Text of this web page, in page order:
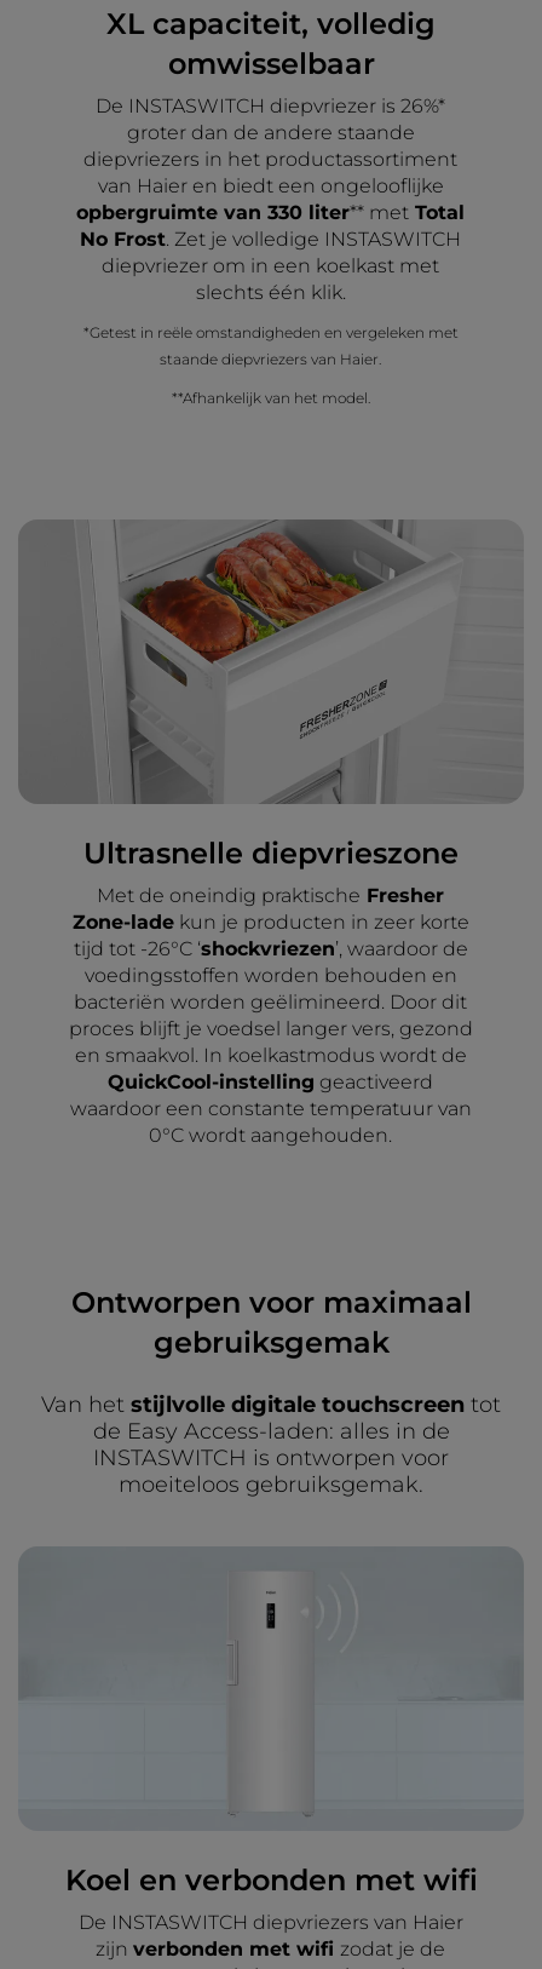
XL capaciteit, volledig
omwisselbaar
De INSTASWITCH diepvriezer is 26%*
groter dan de andere staande
diepvriezers in het productassortiment
van Haier en biedt een ongelooflijke
opbergruimte van 330 liter** met Total
No Frost. Zet je volledige INSTASWITCH
diepvriezer om in een koelkast met
slechts één klik.
*Getest in reële omstandigheden en vergeleken met
staande diepvriezers van Haier.
**Afhankelijk van het model.
Ultrasnelle diepvrieszone
Met de oneindig praktische Fresher
Zone-ladekun je producten in zeer korte
tijd tot -26°C ‘shockvriezen’, waardoor de
voedingsstoffen worden behouden en
bacteriën worden geëlimineerd. Door dit
proces blijft je voedsel langer vers, gezond
en smaakvol. In koelkastmodus wordt de
QuickCool-instelling geactiveerd
waardoor een constante temperatuur van
0°C wordt aangehouden.
Ontworpen voor maximaal
gebruiksgemak
Van het stijlvolle digitale touchscreen tot
de Easy Access-laden: alles in de
INSTASWITCH is ontworpen voor
moeiteloos gebruiksgemak.
Koel en verbonden met wifi
De INSTASWITCH diepvriezers van Haier
zijnverbonden met wifizodat je de